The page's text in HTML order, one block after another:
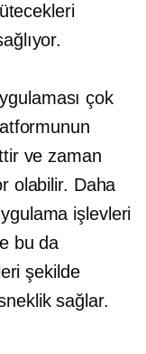
çok
ve zaman
olabilir. Daha
işlevleri
bu da
şekilde
sağlar.